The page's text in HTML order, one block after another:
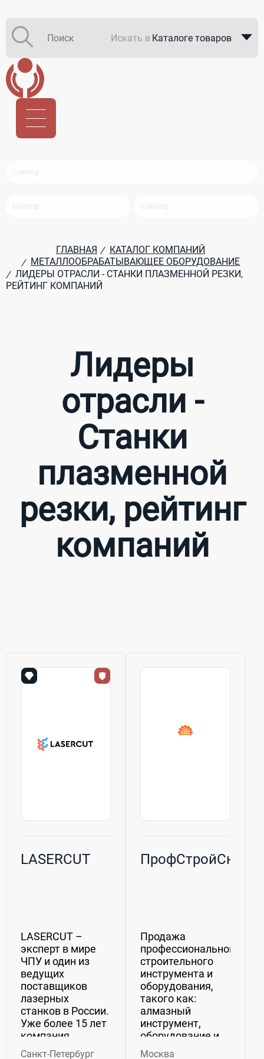
Искать в Каталоге товаров
ГЛАВНАЯ / КАТАЛОГ КОМПАНИЙ
/ МЕТАЛЛООБРАБАТЫВАЮЩЕЕ ОБОРУДОВАНИЕ
/ ЛИДЕРЫ ОТРАСЛИ - СТАНКИ ПЛАЗМЕННОЙ РЕЗКИ,
РЕЙТИНГ КОМПАНИЙ
Лидеры
отрасли -
Станки
плазменной
резки, рейтинг
компаний
LASERCUT
LASERCUT –
эксперт в мире
ЧПУ и один из
ведущих
поставщиков
лазерных
станков в России.
Уже более 15 лет
компания
поставляет
Санкт-Петербург
ПрофСтройСнаб
Продажа
профессионального
строительного
инструмента и
оборудования,
такого как:
алмазный
инструмент,
оборудование и
техника;
Москва